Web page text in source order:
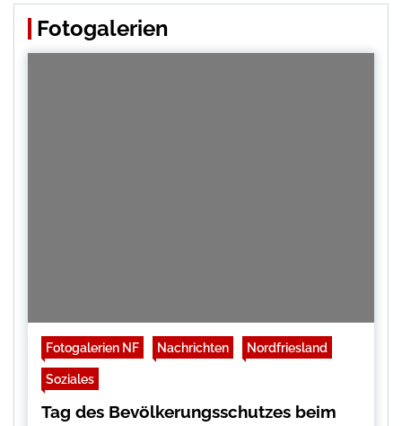
Fotogalerien
Fotogalerien NF Nachrichten Nordfriesland
Soziales
Tag des Bevölkerungsschutzes beim